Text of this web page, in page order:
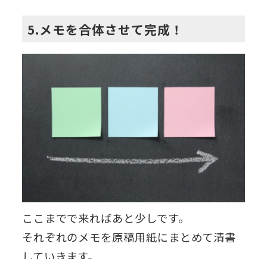
5.メモを合体させて完成！
ここまでで来ればあと少しです。
それぞれのメモを原稿用紙にまとめて清書
していきます。